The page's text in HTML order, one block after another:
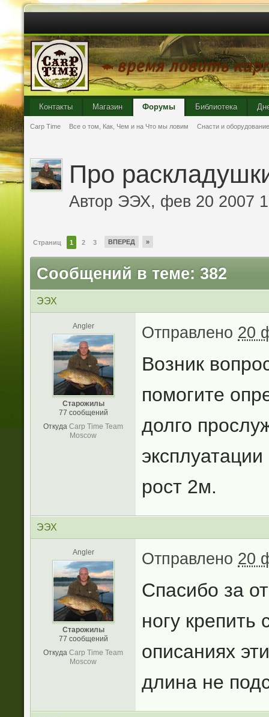
Контакты Магазин Форумы Библиотека
Carp Time Все о том, Как, Чем и на Что мы ловим Снасти и оборудование
Про
Автор ЭЭХ, фев 20 2007
Страниц 1 2 3 ВПЕРЕД »
Сообщений в теме: 382
ЭЭХ
Angler
Старожилы
77 сообщений
Откуда Carp Time Team
Moscow
Отправлено 20
Возник
помогите
долго
рост 2м.
ЭЭХ
Angler
Старожилы
77 сообщений
Откуда Carp Time Team
Moscow
Отправлено 20
Спасибо за
ногу
описаниях
длина не